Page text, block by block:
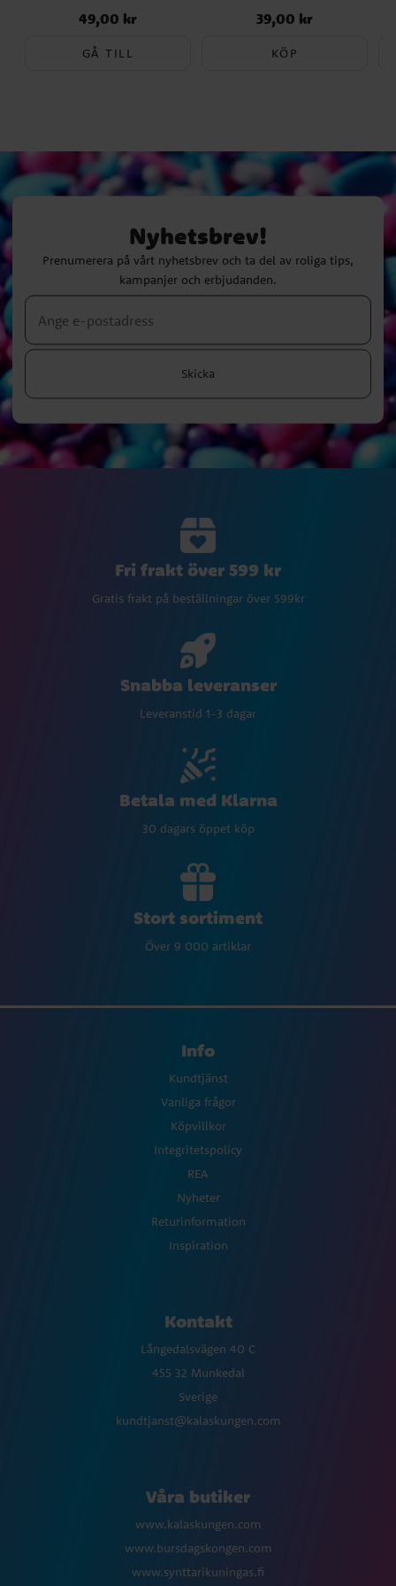
Pris:49,00 kr
49,00 kr
GÅ TILL
Pris:39,00 kr
39,00 kr
KÖP
Nyhetsbrev!
Prenumerera på vårt nyhetsbrev och ta del av roliga tips,
kampanjer och erbjudanden.
Skicka
Fri frakt över 599 kr
Gratis frakt på beställningar över 599kr
Snabba leveranser
Leveranstid 1-3 dagar
Betala med Klarna
30 dagars öppet köp
Stort sortiment
Över 9 000 artiklar
Info
Kundtjänst
Vanliga frågor
Köpvillkor
Integritetspolicy
REA
Nyheter
Returinformation
Inspiration
Kontakt
Långedalsvägen 40 C
455 32 Munkedal
Sverige
kundtjanst@kalaskungen.com
Våra butiker
www.kalaskungen.com
www.bursdagskongen.com
www.synttarikuningas.fi